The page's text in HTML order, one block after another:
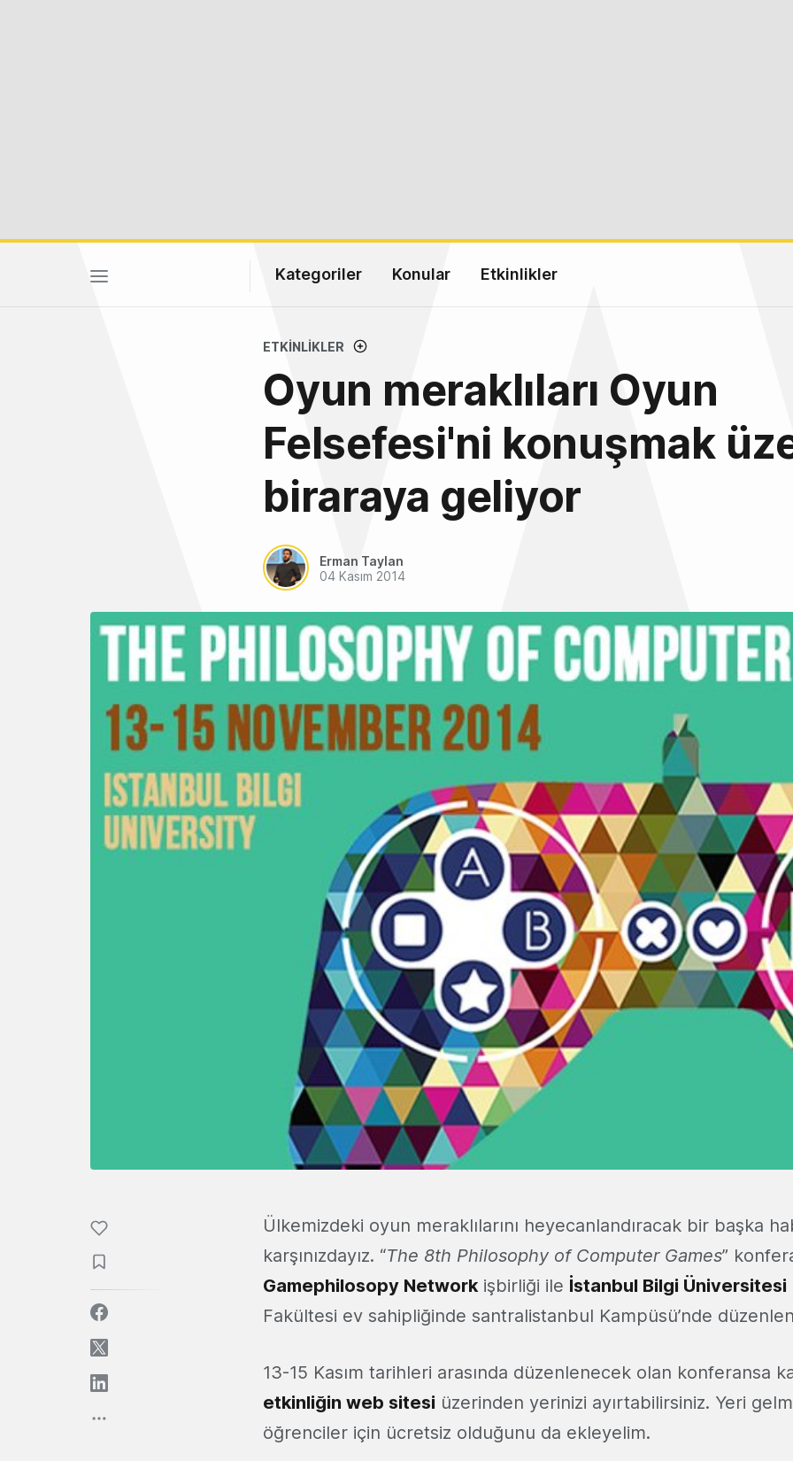
Kategoriler Konular Etkinlikler
ETKINLIKLER
Oyun meraklıları Oyun
Felsefesi'ni konuşmak
biraraya geliyor
Erman Taylan
04 Kasım 2014
Ülkemizdeki oyun meraklılarını heyecanlandıracak bir başka
karşınızdayız. “The 8th Philosophy of Computer Games”
Gamephilosopy Networkişbirliği ile İstanbul Bilgi Üniversitesi
Fakültesi ev sahipliğinde santralistanbul Kampüsü’nde
13-15 Kasım tarihleri arasında düzenlenecek olan konferansa
etkinliğin web sitesi üzerinden yerinizi ayırtabilirsiniz. Yeri
öğrenciler için ücretsiz olduğunu da ekleyelim.